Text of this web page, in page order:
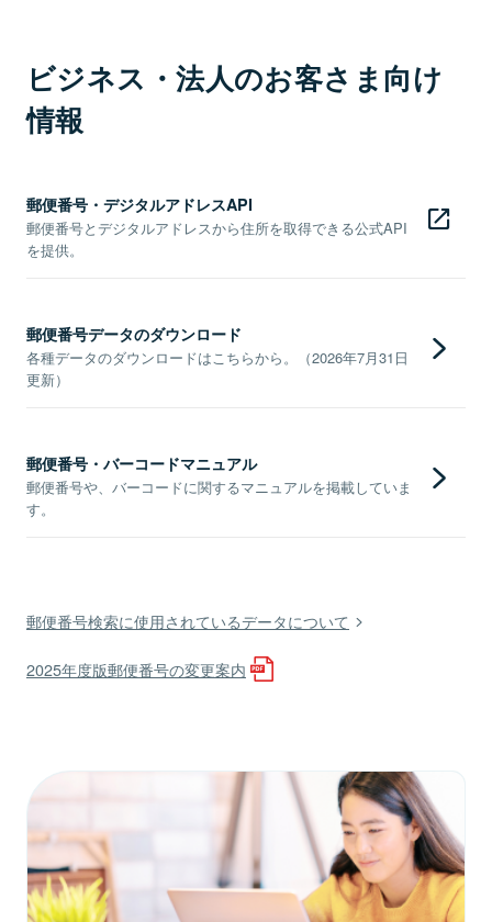
ビジネス・法人のお客さま向け
情報
郵便番号・デジタルアドレスAPI
郵便番号とデジタルアドレスから住所を取得できる公式API
を提供。
郵便番号データのダウンロード
各種データのダウンロードはこちらから。（2026年7月31日
更新）
郵便番号・バーコードマニュアル
郵便番号や、バーコードに関するマニュアルを掲載していま
す。
郵便番号検索に使用されているデータについて
2025年度版郵便番号の変更案内